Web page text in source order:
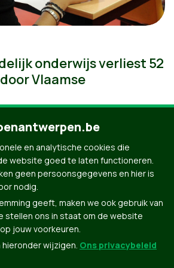
onderwijs verliest 52
Vlaamse
en analytische cookies die
website goed te laten functioneren.
geen persoonsgegevens en hier is
nodig.
geeft, maken we ook gebruik van
stellen ons in staat om de website
jouw voorkeuren.
wijzigen. Ons privacybeleid